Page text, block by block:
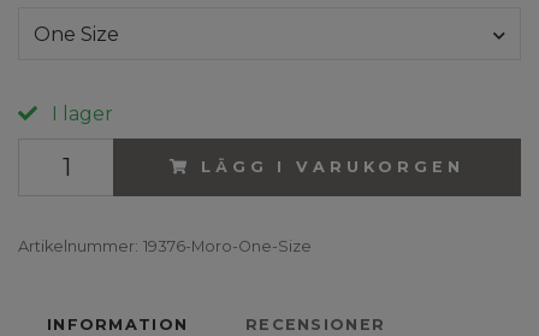
One Size
I lager
LÄGG I VARUKORGEN
Artikelnummer: 19376-Moro-One-Size
INFORMATION RECENSIONER